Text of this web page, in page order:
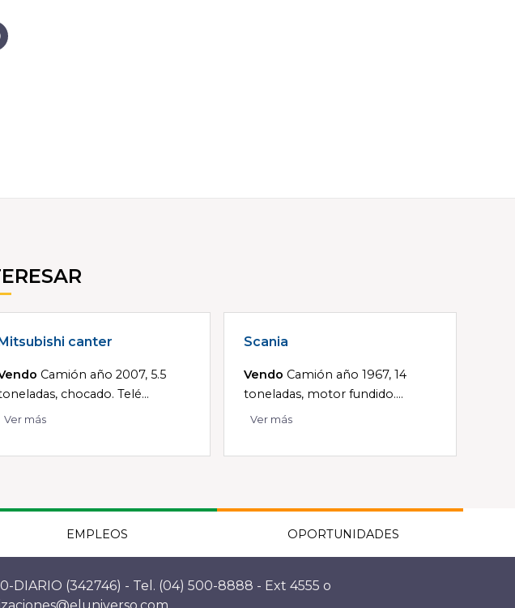
canter
Camión año 2007, 5.5
chocado. Telé...
Ver más
Scania
Vendo Camión año 1967, 14
toneladas, motor fundido....
Ver más
EMPLEOS OPORTUNIDADES
DIARIO (342746) - Tel. (04) 500-8888 - Ext 4555 o